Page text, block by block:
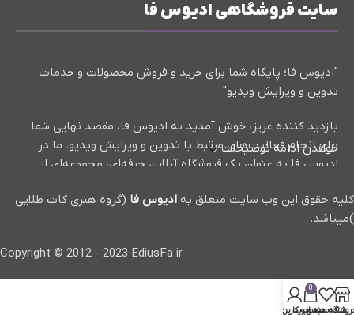
سایت فروشگاهی ادیوس فا
"ادیوس فا؛ پایگاه شما برای خرید و فروش محصولات و خدمات
تدوین و ویرایش ویدیو"
بازدید کننده عزیز، خوش آمدید به ادیوس فا، مقصد نهایی شما
برای انجام فعالیت‌های مرتبط با تدوین و ویرایش ویدیو. ما در
ادیوس فا به عنوان یک فروشگاه آنلاین حرفه‌ای، مجموعه‌ای از
کاربردی در زمینه تدوین و ویرایش ویدیو ارائه می‌دهیم.
داده‌ایم تا بتوانید به بهترین شکل محتواهای خود را تولید و
ویرایش کنید. از کلیپ‌های آماده با افکت‌ها و جلوه‌های ویژه تا
پروژه‌های تدوین حرفه‌ای و آموزش‌های مختلف، همه چیز را در
خواندن ادامه توضیحات
کلیه حقوق این وب سایت متعلق به ادیوس فا (گروه هنری کات طلایی
)میباشد.
Copyright © 2012 - 2023 EdiusFa.ir
علاقه مندی
0
سبد خرید
حساب کاربری من